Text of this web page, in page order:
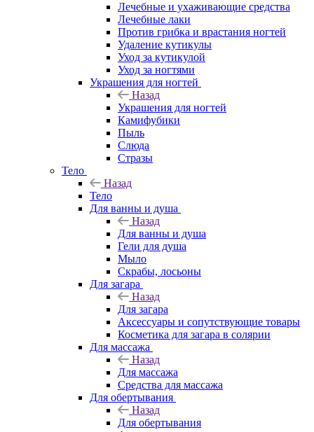
Лечебные и ухаживающие средства
Лечебные лаки
Против грибка и врастания ногтей
Удаление кутикулы
Уход за кутикулой
Уход за ногтями
Украшения для ногтей
Назад
Украшения для ногтей
Камифубики
Пыль
Слюда
Стразы
Тело
Назад
Тело
Для ванны и душа
Назад
Для ванны и душа
Гели для душа
Мыло
Скрабы, лосьоны
Для загара
Назад
Для загара
Аксессуары и сопутствующие товары
Косметика для загара в солярии
Для массажа
Назад
Для массажа
Средства для массажа
Для обертывания
Назад
Для обертывания